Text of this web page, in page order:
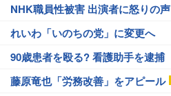
NHK職員性被害 出演者に怒りの声
れいわ「いのちの党」に変更へ
90歳患者を殴る? 看護助手を逮捕
藤原竜也「労務改善」をアピール